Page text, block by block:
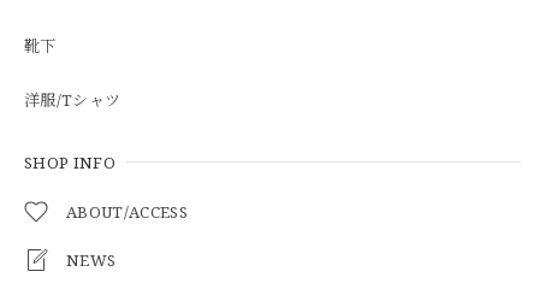
靴下
洋服/Tシャツ
SHOP INFO
ABOUT/ACCESS
NEWS